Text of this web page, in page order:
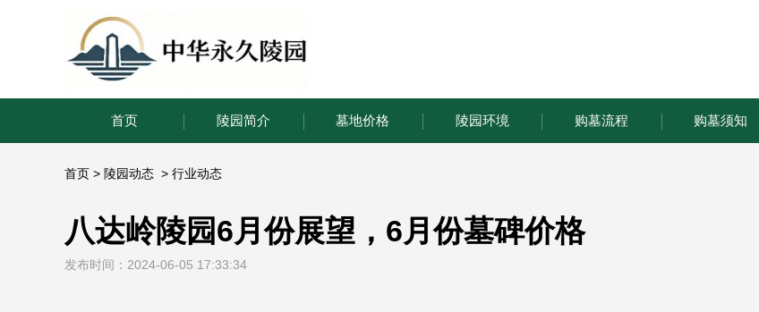
首页 陵园简介 墓地价格 陵园环境 购墓流程 购墓须知
首页 > 陵园动态 > 行业动态
八达岭陵园6月份展望，6月份墓碑价格
发布时间：2024-06-05 17:33:34